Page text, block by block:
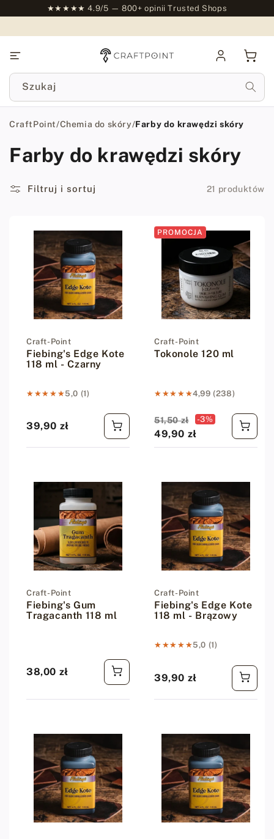
★★★★★ 4.9/5 — 800+ opinii Trusted Shops
się
Szukaj
CraftPoint/Chemia do skóry/Farby do krawędzi skóry
Farby do krawędzi skóry
Filtruj i sortuj 21 produktów
Dostawca:
Craft-Point
Fiebing's Edge Kote
118 ml - Czarny
★★★★★
★★★★★5,0 (1)
Cena regularna
39,90 zł
PROMOCJA
Dostawca:
Craft-Point
Tokonole 120 ml
★★★★★
★★★★★4,99 (238)
Cena regularna
51,50 zł -3%
Cena promocyjna
49,90 zł
Dostawca:
Craft-Point
Fiebing's Gum
Tragacanth 118 ml
Cena regularna
38,00 zł
Dostawca:
Craft-Point
Fiebing's Edge Kote
118 ml - Brązowy
★★★★★
★★★★★5,0 (1)
Cena regularna
39,90 zł